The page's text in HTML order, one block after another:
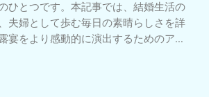
ひとつです。本記事では、結婚生活の
夫婦として歩む毎日の素晴らしさを詳
宴をより感動的に演出するためのアイ
つ情報が満載です。幸せな結婚生活を